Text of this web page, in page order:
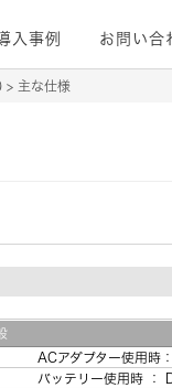
入事例 お問い合
主な仕様
ACアダプター使用時
バッテリー使用時 ：